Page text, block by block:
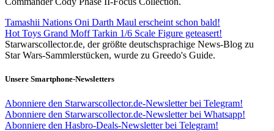
Tamashii Nations Oni Darth Maul erscheint schon bald!
Hot Toys Grand Moff Tarkin 1/6 Scale Figure geteasert!
Starwarscollector.de, der größte deutschsprachige News-Blog zu
Star Wars-Sammlerstücken, wurde zu Greedo's Guide.
Unsere Smartphone-Newsletters
Abonniere den Starwarscollector.de-Newsletter bei Telegram!
Abonniere den Starwarscollector.de-Newsletter bei Whatsapp!
Abonniere den Hasbro-Deals-Newsletter bei Telegram!